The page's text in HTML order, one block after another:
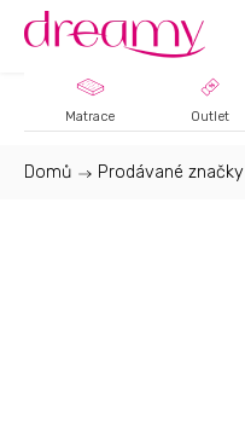
Matrace Outlet
Domů / Prodávané značky